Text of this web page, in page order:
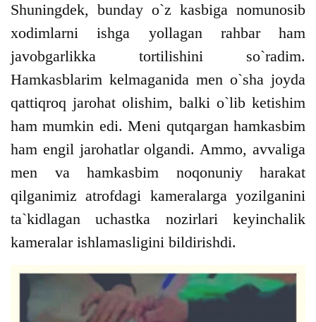
Shuningdek, bunday o`z kasbiga nomunosib
xodimlarni ishga yollagan rahbar ham
javobgarlikka tortilishini so`radim.
Hamkasblarim kelmaganida men o`sha joyda
qattiqroq jarohat olishim, balki o`lib ketishim
ham mumkin edi. Meni qutqargan hamkasbim
ham engil jarohatlar olgandi. Ammo, avvaliga
men va hamkasbim noqonuniy harakat
qilganimiz atrofdagi kameralarga yozilganini
ta`kidlagan uchastka nozirlari keyinchalik
kameralar ishlamasligini bildirishdi.